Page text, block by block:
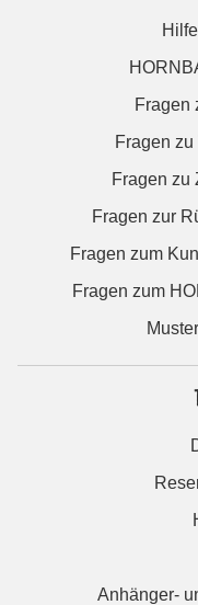
Fragen
Fragen
Fragen zu
Fragen zur
Fragen zum
Fragen zum
Anhänger-